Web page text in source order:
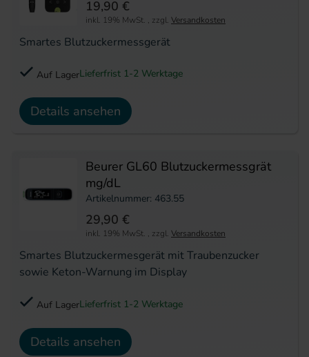
Smartes Blutzuckermessgerät
19,90 €
inkl. 19% MwSt. , zzgl. Versandkosten
Auf LagerLieferfrist 1-2 Werktage
Details ansehen
Beurer GL60 Blutzuckermessgrät
mg/dL
Artikelnummer: 463.55
Smartes Blutzuckermesgerät mit Traubenzucker
sowie Keton-Warnung im Display
29,90 €
inkl. 19% MwSt. , zzgl. Versandkosten
Auf LagerLieferfrist 1-2 Werktage
Details ansehen